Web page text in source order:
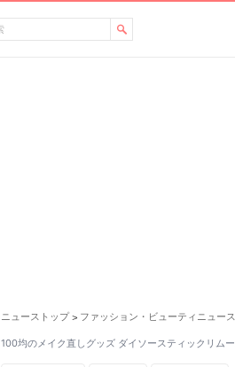
ニューストップ > ファッション・ビューティニュース
100均のメイク直しグッズ ダイソースティックリム